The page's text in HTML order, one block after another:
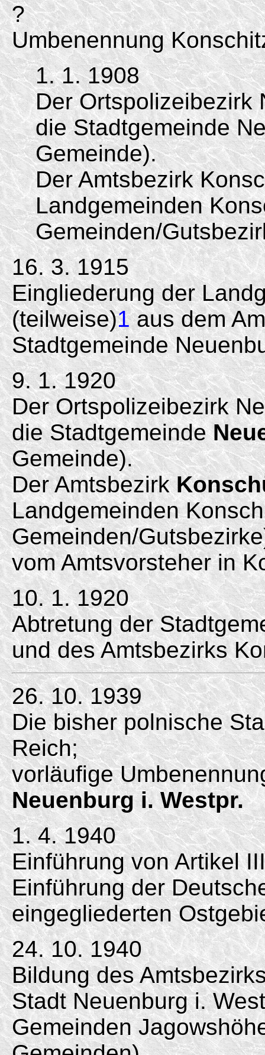
?
Umbenennung
1. 1. 1908
Der Ortspolizeibezirk
die Stadtgemeinde
Gemeinde).
Der Amtsbezirk
Landgemeinden
Gemeinden/
16. 3. 1915
Eingliederung der
(teilweise)1aus dem
Stadtgemeinde
9. 1. 1920
Der Ortspolizeibezirk
die Stadtgemeinde
Gemeinde).
Der Amtsbezirk
Landgemeinden
Gemeinden/
vom Amtsvorsteher in
10. 1. 1920
Abtretung der
und des Amtsbezirks
26. 10. 1939
Die bisher polnische
Reich;
vorläufige
Neuenburg i. Westpr.
1. 4. 1940
Einführung von Artikel III
Einführung der
eingegliederten
24. 10. 1940
Bildung des
Stadt Neuenburg i.
Gemeinden